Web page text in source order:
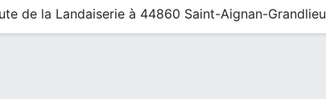
de la Landaiserie à 44860 Saint-Aignan-Grandlieu